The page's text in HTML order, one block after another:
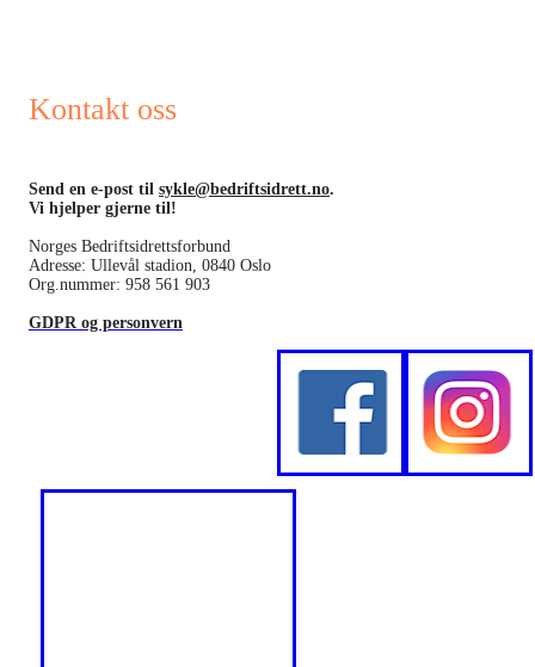
Kontakt oss
Send en e-post til sykle@bedriftsidrett.no.
Vi hjelper gjerne til!
Norges Bedriftsidrettsforbund
Adresse: Ullevål stadion, 0840 Oslo
Org.nummer: 958 561 903
GDPR og personvern